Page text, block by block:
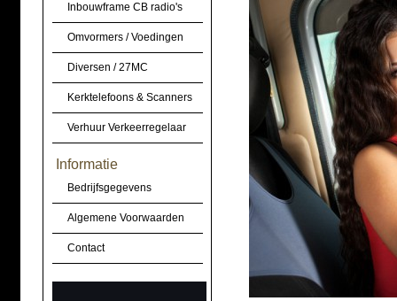
Inbouwframe CB radio's
Omvormers / Voedingen
Diversen / 27MC
Kerktelefoons & Scanners
Verhuur Verkeerregelaar
Informatie
Bedrijfsgegevens
Algemene Voorwaarden
Contact